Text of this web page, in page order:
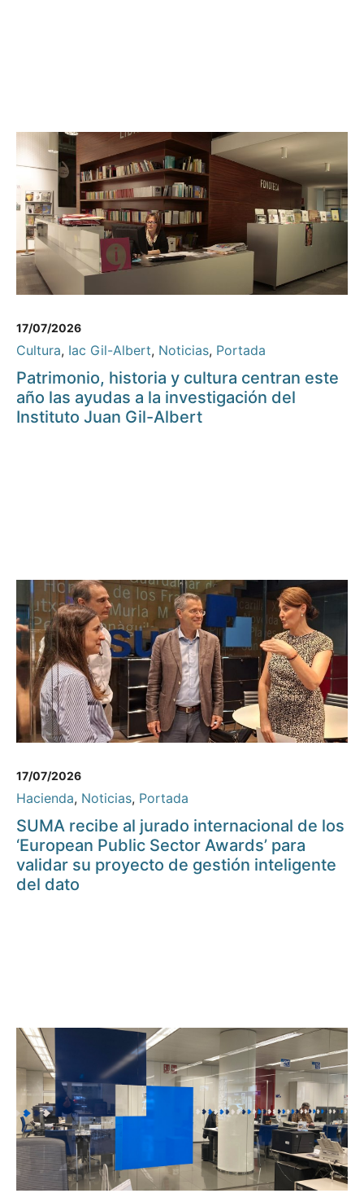
17/07/2026
Cultura, Iac Gil-Albert, Noticias, Portada
Patrimonio, historia y cultura centran este
año las ayudas a la investigación del
Instituto Juan Gil-Albert
17/07/2026
Hacienda, Noticias, Portada
SUMA recibe al jurado internacional de los
‘European Public Sector Awards’ para
validar su proyecto de gestión inteligente
del dato